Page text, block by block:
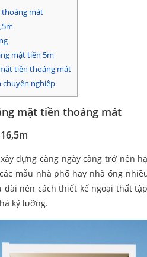
thoáng mát
mặt tiền 5m
tiền thoáng mát
chuyên nghiệp
mặt tiền thoáng mát
dựng càng ngày càng trở nên
mẫu nhà phố hay nhà ống
dài nên cách thiết kế ngoại thất
kỹ lưỡng.